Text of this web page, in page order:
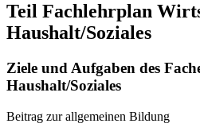
Teil Fachlehrplan
Haushalt/Soziales
Ziele und Aufgaben des
Haushalt/Soziales
Beitrag zur allgemeinen Bildung